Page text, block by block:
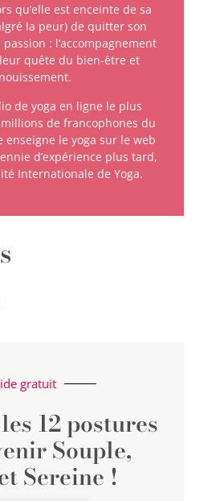
qu’elle est enceinte de sa
la peur) de quitter son
: l’accompagnement
quête du bien-être et
de yoga en ligne le plus
de francophones du
enseigne le yoga sur le web
d’expérience plus tard,
Internationale de Yoga.
gratuit
12 postures
Souple,
Sereine !